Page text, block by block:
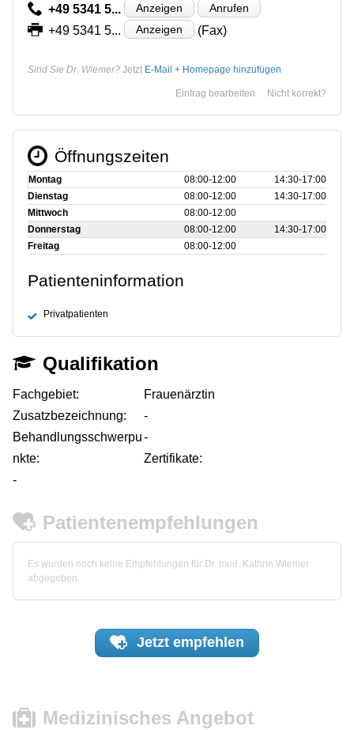
+49 5341 5... Anzeigen Anrufen
+49 5341 5... Anzeigen (Fax)
Sind Sie Dr. Wiemer? Jetzt E-Mail + Homepage hinzufügen
Nicht korrekt?
Eintrag bearbeiten
Öffnungszeiten
Montag 08:00‑12:00
14:30‑17:00
Dienstag
08:00‑12:00
14:30‑17:00
Mittwoch
08:00‑12:00
Donnerstag
08:00‑12:00
14:30‑17:00
Freitag
08:00‑12:00
Patienteninformation
Privatpatienten
Qualifikation
Fachgebiet:
Frauenärztin
Zusatzbezeichnung:
-
Behandlungsschwerpu
nkte:
-
Zertifikate:
-
Patientenempfehlungen
Es wurden noch keine Empfehlungen für Dr. med. Kathrin Wiemer
abgegeben.
Jetzt empfehlen
Medizinisches Angebot